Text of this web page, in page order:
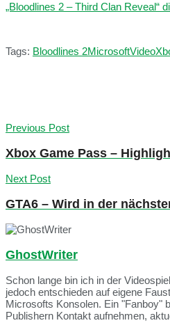
„Bloodlines 2 – Third Clan Reveal“
Tags: Bloodlines 2MicrosoftVideo
Previous Post
Xbox Game Pass –
Next Post
GTA6 – Wird in der
GhostWriter
Schon lange bin ich in der
jedoch entschieden auf eigene
Microsofts Konsolen. Ein "Fanboy"
Publishern Kontakt aufnehmen,